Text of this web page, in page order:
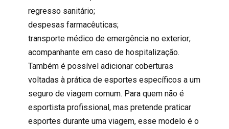
regresso sanitário;
despesas farmacêuticas;
transporte médico de emergência no exterior;
acompanhante em caso de hospitalização.
Também é possível adicionar coberturas
voltadas à prática de esportes específicos a um
seguro de viagemcomum. Para quem não é
esportista profissional, mas pretende praticar
esportes durante uma viagem, esse modelo é o